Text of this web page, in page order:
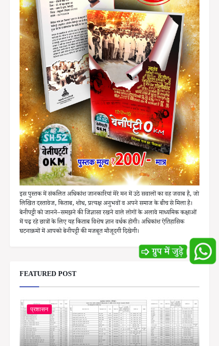
इस पुस्तक में संकलित अधिकांश जानकारियां मेरे मन में उठे सवालों का वह जवाब है, जो
लिखित दस्तावेज, किताब, शोध, प्रत्यक्ष अनुभवों व अपने समाज के बीच से मिला है।
बेनीपट्टी को जानने–समझने की जिज्ञासा रखने वाले लोगों के अलावे माध्यमिक कक्षाओं
में पढ़ रहे छात्रों के लिए यह किताब विशेष ज्ञान वर्धक होगी। अधिकांश ऐतिहासिक
घटनाक्रमों में आपको बेनीपट्टी की मजबूत मौजूदगी दिखेगी।
FEATURED POST
प्रशासन